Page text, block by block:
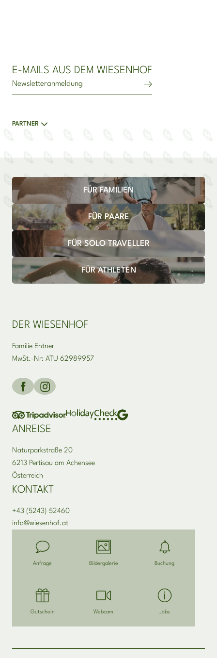
E-MAILS AUS DEM WIESENHOF
Newsletteranmeldung
PARTNER
FÜR FAMILIEN
FÜR PAARE
FÜR SOLO TRAVELLER
FÜR ATHLETEN
DER WIESENHOF
Familie Entner
MwSt.-Nr: ATU 62989957
ANREISE
Naturparkstraße 20
6213 Pertisau am Achensee
Österreich
KONTAKT
+43 (5243) 52460
info@wiesenhof.at
Anfrage Bildergalerie Buchung
Gutschein Webcam Jobs